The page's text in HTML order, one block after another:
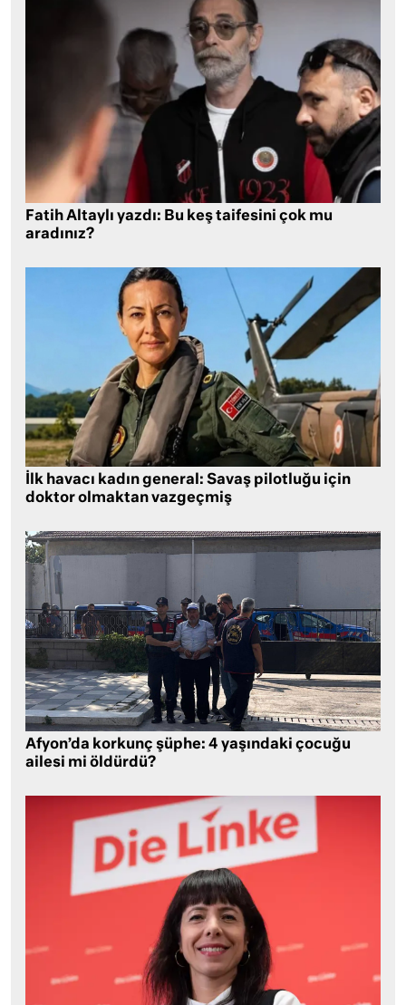
Fatih Altaylı yazdı: Bu keş taifesini çok mu
aradınız?
İlk havacı kadın general: Savaş pilotluğu için
doktor olmaktan vazgeçmiş
Afyon’da korkunç şüphe: 4 yaşındaki çocuğu
ailesi mi öldürdü?